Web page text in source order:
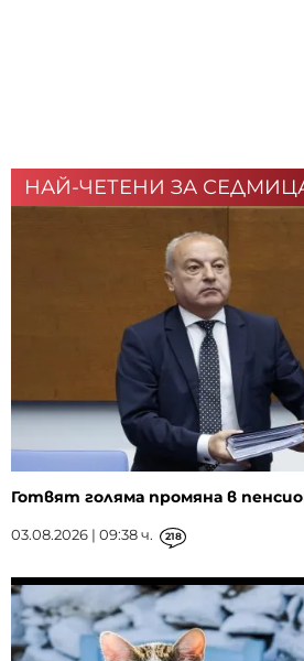
НАЙ-ЧЕТЕНИ ЗА
Готвят голяма промяна в
03.08.2026 | 09:38 ч. 218